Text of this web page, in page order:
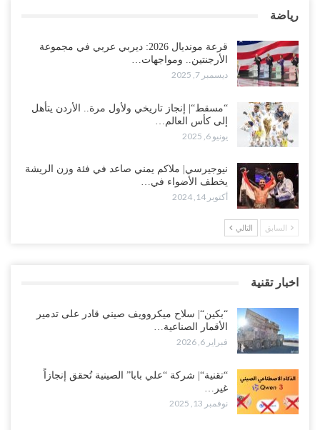
رياضة
قرعة مونديال 2026: ديربي عربي في مجموعة
الأرجنتين.. ومواجهات…
ديسمبر 7, 2025
“مسقط“| إنجاز تاريخي ولأول مرة.. الأردن يتأهل
إلى كأس العالم…
يونيو 6, 2025
نيوجيرسي| ملاكم يمني صاعد في فئة وزن الريشة
يخطف الأضواء في…
أكتوبر 14, 2024
السابق التالي
اخبار تقنية
“بكين“| سلاح ميكروويف صيني قادر على تدمير
الأقمار الصناعية…
فبراير 6, 2026
“تقنية“| شركة “علي بابا” الصينية تُحقق إنجازاً
غير…
نوفمبر 13, 2025